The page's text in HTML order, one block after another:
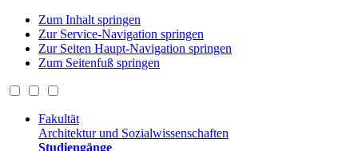
Zum Inhalt springen
Zur Service-Navigation springen
Zur Seiten Haupt-Navigation springen
Zum Seitenfuß springen
Fakultät
Architektur und Sozialwissenschaften
Studiengänge